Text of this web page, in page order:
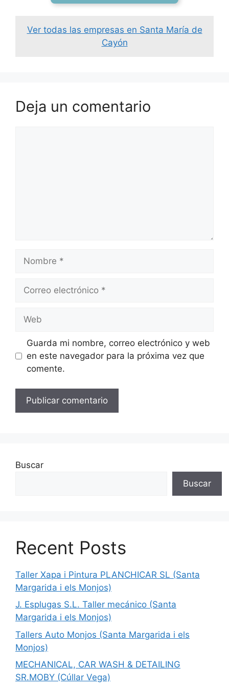
Ver todas las empresas en Santa María de
Cayón
Deja un comentario
Nombre
Correo
Web
Guarda mi nombre, correo electrónico y web
en este navegador para la próxima vez que
comente.
Buscar
Buscar
Recent Posts
Taller Xapa i Pintura PLANCHICAR SL (Santa
Margarida i els Monjos)
J. Esplugas S.L. Taller mecánico (Santa
Margarida i els Monjos)
Tallers Auto Monjos (Santa Margarida i els
Monjos)
MECHANICAL, CAR WASH & DETAILING
SR.MOBY (Cúllar Vega)